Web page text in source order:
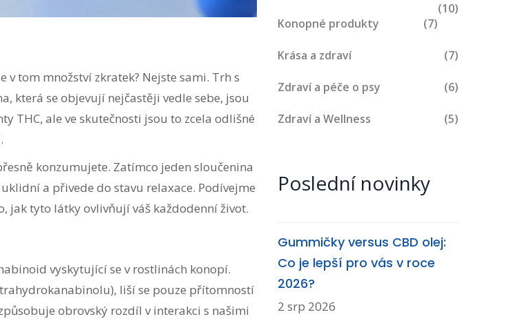
tom množství zkratek? Nejste sami. Trh s
která se objevují nejčastěji vedle sebe, jsou
THC, ale ve skutečnosti jsou to zcela odlišné
konzumujete. Zatímco jeden sloučenina
a přivede do stavu relaxace. Podívejme
jak tyto látky ovlivňují váš každodenní život.
vyskytující se v rostlinách konopí.
liší se pouze přítomností
obrovský rozdíl v interakci s našimi
(10)
Konopné produkty
(7)
Krása a zdraví (7)
Zdraví a péče o psy (6)
Zdraví a Wellness (5)
Poslední novinky
Gummičky versus CBD olej:
Co je lepší pro vás v roce
2026?
2 srp 2026